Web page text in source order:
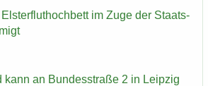
im Zuge der Staats­
kann an Bun­des­stra­ße 2 in Leip­zig